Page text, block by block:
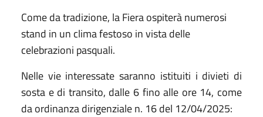
Come da tradizione, la Fiera ospiterà numerosi
stand in un clima festoso in vista delle
celebrazioni pasquali.
Nelle vie interessate saranno istituiti i divieti di
sosta e di transito, dalle 6 fino alle ore 14, come
da ordinanza dirigenziale n. 16 del 12/04/2025: